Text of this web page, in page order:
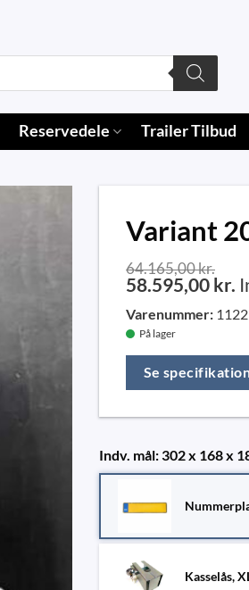
Reservedele Trailer Tilbud
Variant
64.165,00kr.
58.595,00 kr.
Varenummer: 1122
På lager
Se
Indv. mål: 302 x 168 x
Kasselås,